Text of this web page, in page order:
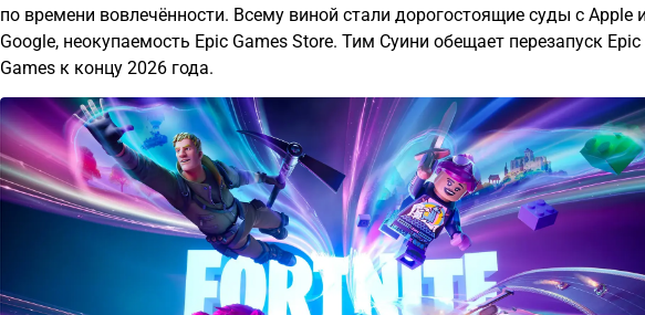
по времени вовлечённости. Всему виной стали дорогостоящие суды с Apple
Google, неокупаемость Epic Games Store. Тим Суини обещает перезапуск Epic
Games к концу 2026 года.